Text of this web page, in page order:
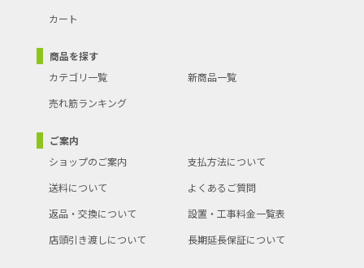
カート
商品を探す
カテゴリ一覧
新商品一覧
売れ筋ランキング
ご案内
ショップのご案内
支払方法について
送料について
よくあるご質問
返品・交換について
設置・工事料金一覧表
店頭引き渡しについて
長期延長保証について